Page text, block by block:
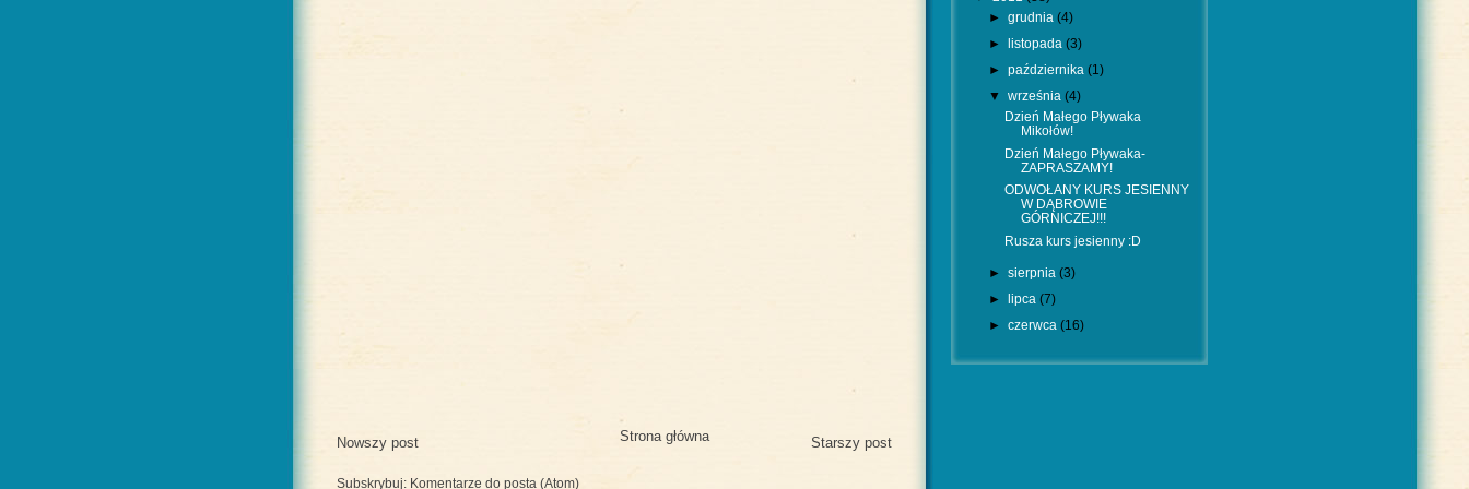
Nowszy post Starszy post
Strona główna
Subskrybuj: Komentarze do posta (Atom)
►grudnia (4)
►listopada (3)
►października (1)
▼
września (4)
Dzień Małego Pływaka
Mikołów!
Dzień Małego Pływaka-
ZAPRASZAMY!
ODWOŁANY KURS JESIENNY
W DĄBROWIE
GÓRNICZEJ!!!
Rusza kurs jesienny :D
►sierpnia (3)
►lipca (7)
►czerwca (16)